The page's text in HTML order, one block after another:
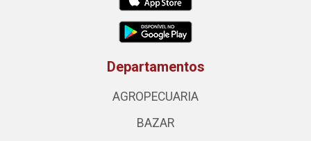
Departamentos
AGROPECUARIA
BAZAR